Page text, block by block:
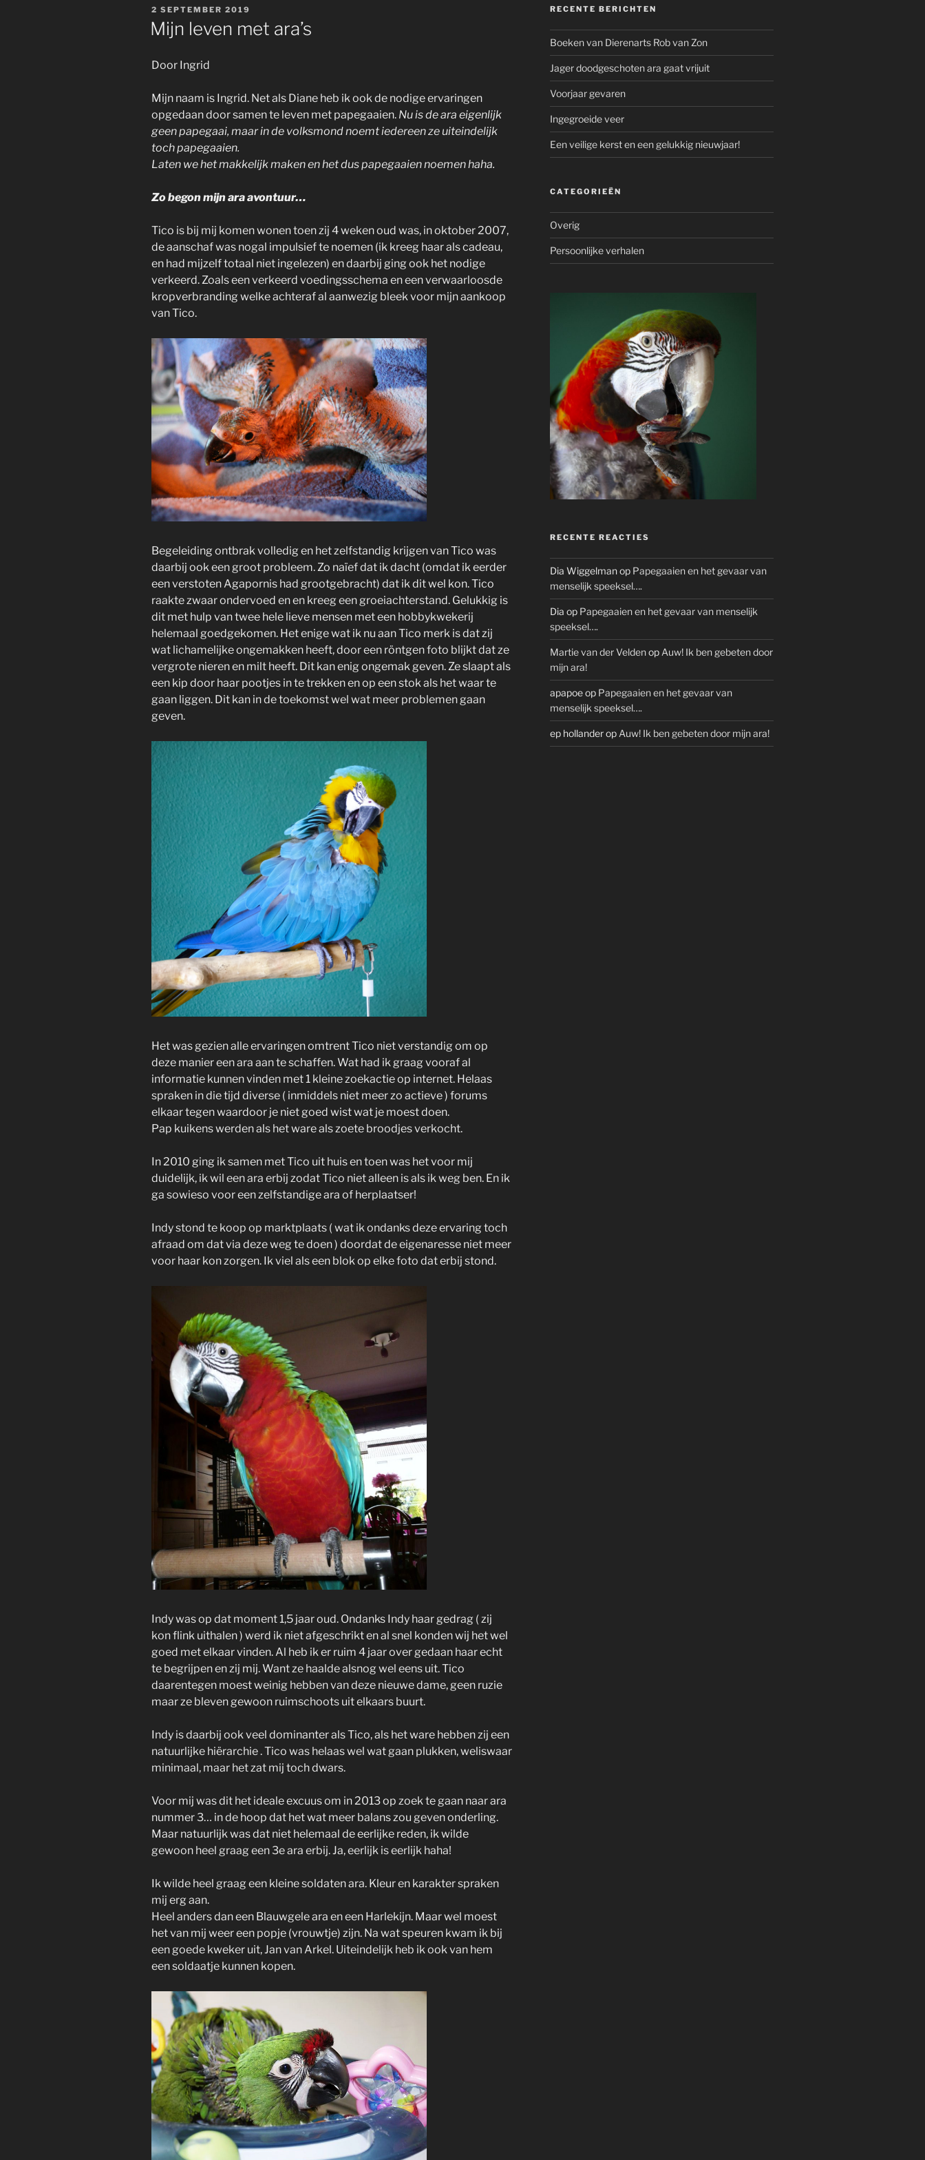
GEPLAATST
OP
2 SEPTEMBER 2019
Mijn leven met ara’s
Door Ingrid
Mijn naam is Ingrid. Net als Diane heb ik ook de nodige ervaringen
opgedaan door samen te leven met papegaaien. Nu is de ara eigenlijk
geen papegaai, maar in de volksmond noemt iedereen ze uiteindelijk
toch papegaaien.
Laten we het makkelijk maken en het dus papegaaien noemen haha.
Zo begon mijn ara avontuur…
Tico is bij mij komen wonen toen zij 4 weken oud was, in oktober 2007,
de aanschaf was nogal impulsief te noemen (ik kreeg haar als cadeau,
en had mijzelf totaal niet ingelezen) en daarbij ging ook het nodige
verkeerd. Zoals een verkeerd voedingsschema en een verwaarloosde
kropverbranding welke achteraf al aanwezig bleek voor mijn aankoop
van Tico.
Begeleiding ontbrak volledig en het zelfstandig krijgen van Tico was
daarbij ook een groot probleem. Zo naïef dat ik dacht (omdat ik eerder
een verstoten Agapornis had grootgebracht) dat ik dit wel kon. Tico
raakte zwaar ondervoed en en kreeg een groeiachterstand. Gelukkig is
dit met hulp van twee hele lieve mensen met een hobbykwekerij
helemaal goedgekomen. Het enige wat ik nu aan Tico merk is dat zij
wat lichamelijke ongemakken heeft, door een röntgen foto blijkt dat ze
vergrote nieren en milt heeft. Dit kan enig ongemak geven. Ze slaapt als
een kip door haar pootjes in te trekken en op een stok als het waar te
gaan liggen. Dit kan in de toekomst wel wat meer problemen gaan
geven.
Het was gezien alle ervaringen omtrent Tico niet verstandig om op
deze manier een ara aan te schaffen. Wat had ik graag vooraf al
informatie kunnen vinden met 1 kleine zoekactie op internet. Helaas
spraken in die tijd diverse ( inmiddels niet meer zo actieve ) forums
elkaar tegen waardoor je niet goed wist wat je moest doen.
Pap kuikens werden als het ware als zoete broodjes verkocht.
In 2010 ging ik samen met Tico uit huis en toen was het voor mij
duidelijk, ik wil een ara erbij zodat Tico niet alleen is als ik weg ben. En ik
ga sowieso voor een zelfstandige ara of herplaatser!
Indy stond te koop op marktplaats ( wat ik ondanks deze ervaring toch
afraad om dat via deze weg te doen ) doordat de eigenaresse niet meer
voor haar kon zorgen. Ik viel als een blok op elke foto dat erbij stond.
Indy was op dat moment 1,5 jaar oud. Ondanks Indy haar gedrag ( zij
kon flink uithalen ) werd ik niet afgeschrikt en al snel konden wij het wel
goed met elkaar vinden. Al heb ik er ruim 4 jaar over gedaan haar echt
te begrijpen en zij mij. Want ze haalde alsnog wel eens uit. Tico
daarentegen moest weinig hebben van deze nieuwe dame, geen ruzie
maar ze bleven gewoon ruimschoots uit elkaars buurt.
Indy is daarbij ook veel dominanter als Tico, als het ware hebben zij een
natuurlijke hiërarchie . Tico was helaas wel wat gaan plukken, weliswaar
minimaal, maar het zat mij toch dwars.
Voor mij was dit het ideale excuus om in 2013 op zoek te gaan naar ara
nummer 3… in de hoop dat het wat meer balans zou geven onderling.
Maar natuurlijk was dat niet helemaal de eerlijke reden, ik wilde
gewoon heel graag een 3e ara erbij. Ja, eerlijk is eerlijk haha!
Ik wilde heel graag een kleine soldaten ara. Kleur en karakter spraken
mij erg aan.
Heel anders dan een Blauwgele ara en een Harlekijn. Maar wel moest
het van mij weer een popje (vrouwtje) zijn. Na wat speuren kwam ik bij
een goede kweker uit, Jan van Arkel. Uiteindelijk heb ik ook van hem
een soldaatje kunnen kopen.
RECENTE BERICHTEN
Boeken van Dierenarts Rob van Zon
Jager doodgeschoten ara gaat vrijuit
Voorjaar gevaren
Ingegroeide veer
Een veilige kerst en een gelukkig nieuwjaar!
CATEGORIEËN
Overig
Persoonlijke verhalen
RECENTE REACTIES
Dia Wiggelmanop Papegaaien en het gevaar van
menselijk speeksel….
Dia op Papegaaien en het gevaar van menselijk
speeksel….
Martie van der Veldenop Auw! Ik ben gebeten door
mijn ara!
apapoeop Papegaaien en het gevaar van
menselijk speeksel….
ep hollanderop Auw! Ik ben gebeten door mijn ara!